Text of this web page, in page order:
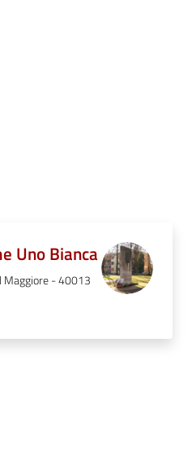
Uno Bianca
Maggiore - 40013